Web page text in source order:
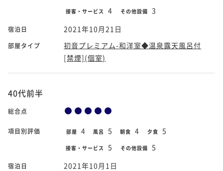
接客・サービス 4 その他設備 3
宿泊日 2021年10月21日
部屋タイプ
初音プレミアム-和洋室◆温泉露天風呂付
[禁煙](個室)
40代前半
総合点
項目別評価 部屋 4 風呂 5 朝食 4 夕食 5
接客・サービス 5 その他設備 5
宿泊日 2021年10月1日